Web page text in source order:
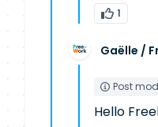
1
Gaëlle /
Post
Hello